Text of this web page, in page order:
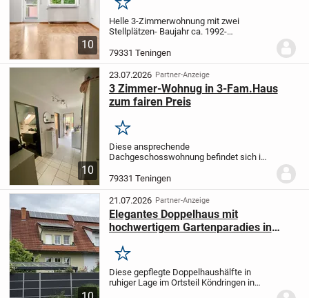
10
Merken
Helle 3-Zimmerwohnung mit zwei
Stellplätzen- Baujahr ca. 1992-
Zimmer- Einbauküche ist vorhanden
Modernisiertes Badezimmer mit
ebenerdiger Dusche &...
79331 Teningen
10
23.07.2026 Partner-Anzeige
3 Zimmer-Wohnug in 3-Fam.Haus
zum fairen Preis
Merken
Diese ansprechende
Dachgeschosswohnung befindet sich im
Dreifamilienhauses in einer ruhigen
Nachbarschaft in Teningen. Die Wohnung
bietet Ihnen einen einladenden...
79331 Teningen
21.07.2026 Partner-Anzeige
Elegantes Doppelhaus mit
hochwertigem Gartenparadies in
Merken
Diese gepflegte Doppelhaushälfte in
ruhiger Lage im Ortsteil Köndringen in